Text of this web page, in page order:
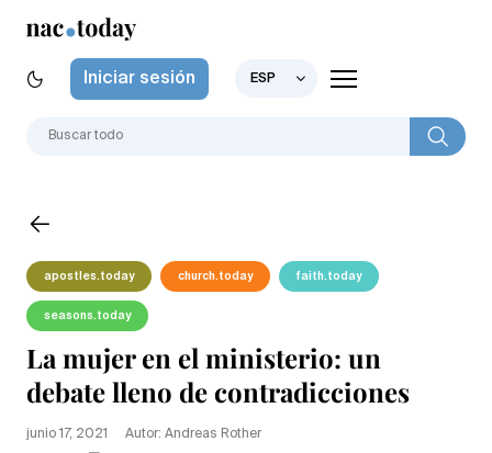
Iniciar sesión ESP
apostles.today church.today faith.today
seasons.today
La mujer en el ministerio: un
debate lleno de contradicciones
junio 17, 2021
Autor: Andreas Rother